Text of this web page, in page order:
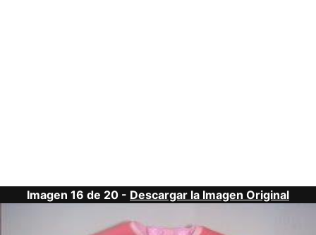
Imagen 16 de 20 - Descargar la Imagen Original